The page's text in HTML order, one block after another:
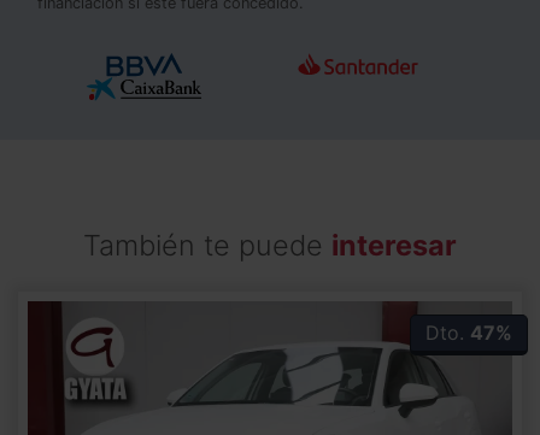
También te puede interesar
Dto. 47%